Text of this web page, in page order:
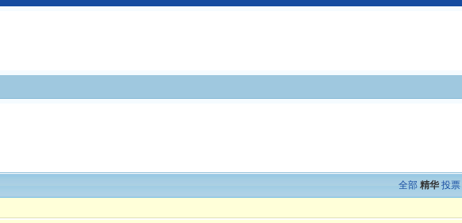
全部 精华 投票